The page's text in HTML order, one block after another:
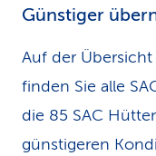
Günstiger
Auf der Übersicht
finden Sie alle
die 85 SAC
günstigeren